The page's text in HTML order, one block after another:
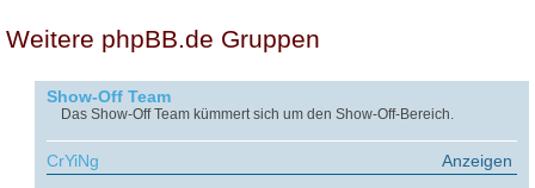
Weitere phpBB.de Gruppen
Show-Off Team
Das Show-Off Team kümmert sich um den Show-Off-Bereich.
Anzeigen
CrYiNg